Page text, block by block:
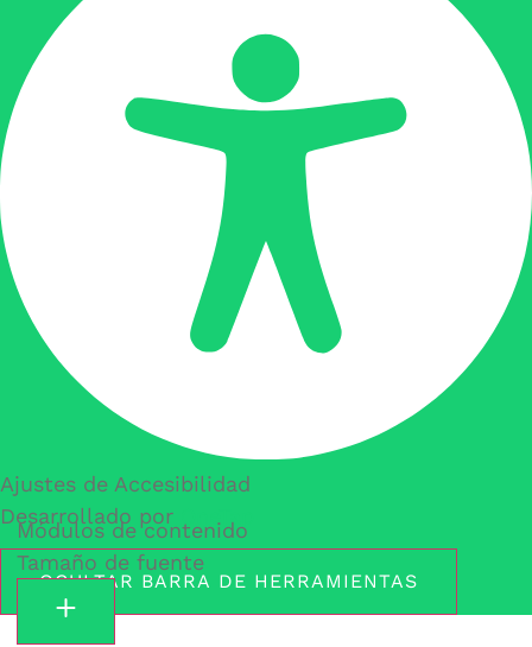
Ajustes de Accesibilidad
Desarrollado por
OCULTAR BARRA DE HERRAMIENTAS
Módulos de contenido
Tamaño de fuente